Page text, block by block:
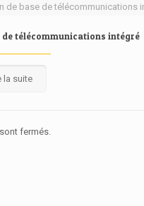
de base de télécommunications
télécommunications intégré
la suite
fermés.